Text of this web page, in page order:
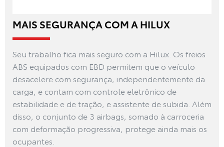
MAIS SEGURANÇA COM A HILUX
Seu trabalho fica mais seguro com a Hilux. Os freios
ABS equipados com EBD permitem que o veículo
desacelere com segurança, independentemente da
carga, e contam com controle eletrônico de
estabilidade e de tração, e assistente de subida. Além
disso, o conjunto de 3 airbags, somado à carroceria
com deformação progressiva, protege ainda mais os
ocupantes.